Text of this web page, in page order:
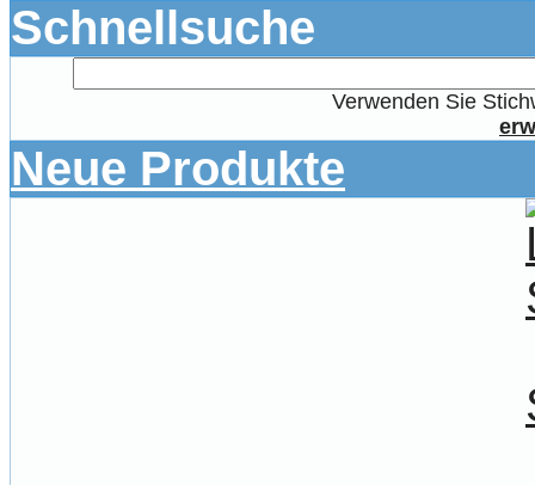
Schnellsuche
Verwenden Sie
Neue Produkte